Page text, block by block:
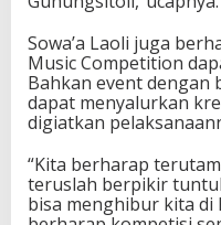
Sowa’a Laoli juga
Music Competition
Bahkan event
dapat menyalurkan
digiatkan
“Kita berharap
teruslah berpikir
bisa menghibur kita di